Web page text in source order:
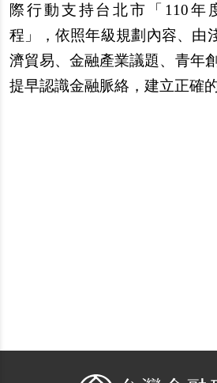
際行動支持台北市「110年
程」，依照年級規劃內容、由
濟貿易、金融產業議題、青年
提早認識金融脈絡，建立正確